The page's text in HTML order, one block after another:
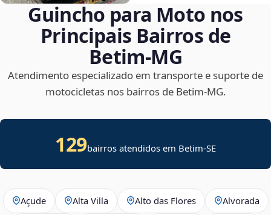
Guincho para Moto nos
Principais Bairros de
Betim‑MG
Atendimento especializado em transporte e suporte de
motocicletas nos bairros de Betim‑MG.
129bairros atendidos em Betim-SE
Açude Alta Villa Alto das Flores Alvorada